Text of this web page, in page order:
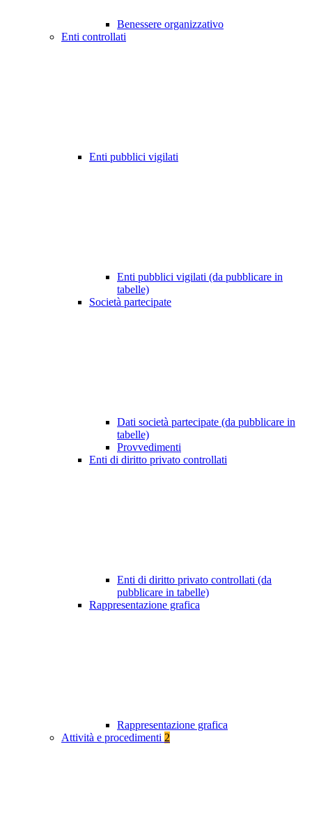
Benessere organizzativo
Enti controllati
Enti pubblici vigilati
Enti pubblici vigilati (da pubblicare in
tabelle)
Società partecipate
Dati società partecipate (da pubblicare in
tabelle)
Provvedimenti
Enti di diritto privato controllati
Enti di diritto privato controllati (da
pubblicare in tabelle)
Rappresentazione grafica
Rappresentazione grafica
Attività e procedimenti 2